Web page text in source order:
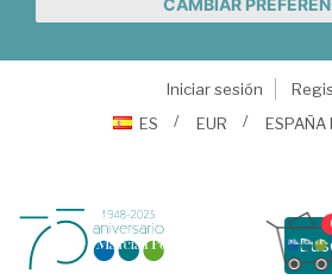
Iniciar sesión
ES
EUR ESPAÑA